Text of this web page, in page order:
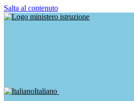
Salta al contenuto
Italiano